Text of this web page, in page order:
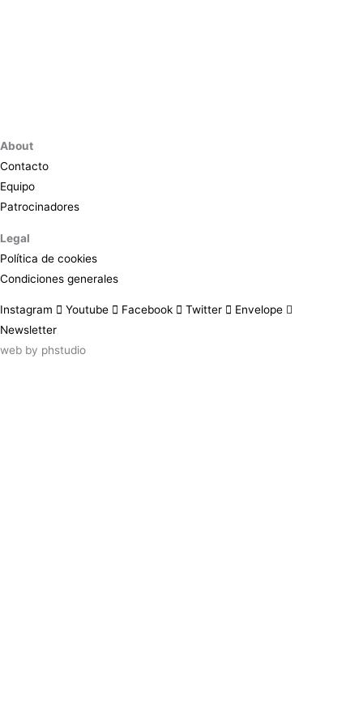
About
Contacto
Equipo
Patrocinadores
Legal
Política de cookies
Condiciones generales
Instagram Youtube Facebook Twitter
Envelope
Newsletter
web by phstudio